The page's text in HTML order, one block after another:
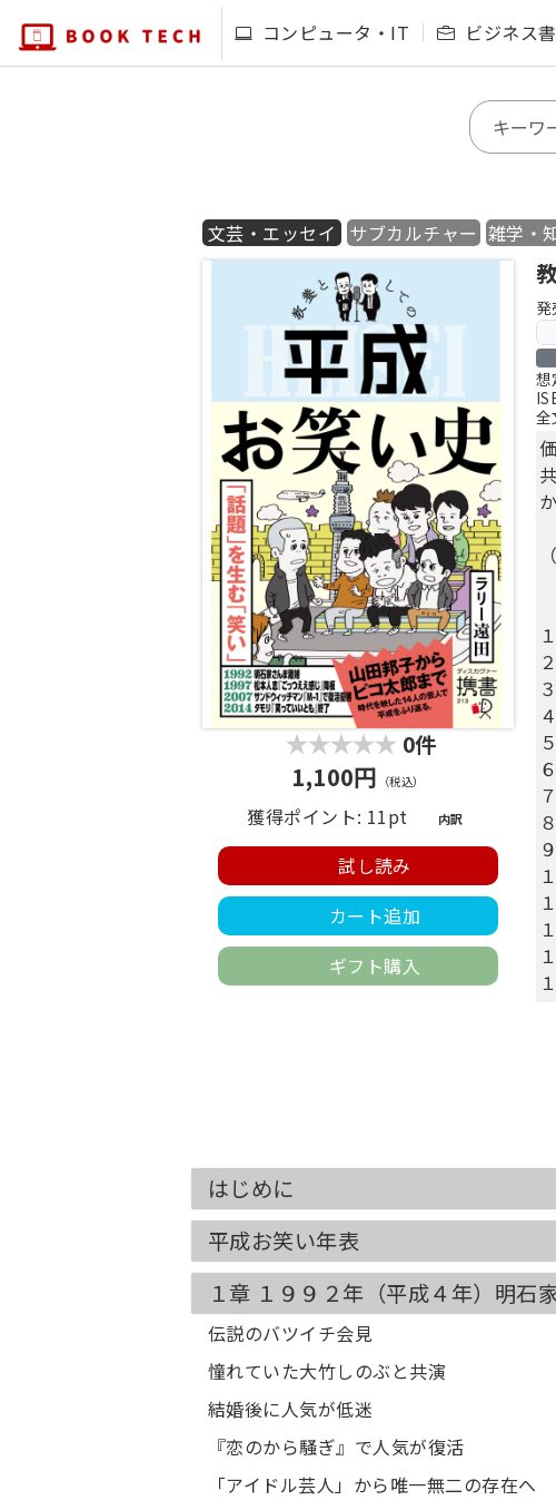
コンピュータ・IT ビジネス書
文芸・エッセイ
サブカルチャー 雑学・
0件
1,100円 （税込）
獲得ポイント: 11pt 内訳
試し読み
カート追加
ギフト購入
想
全
はじめに
平成お笑い年表
１章 １９９２年（平成４年）明石
伝説のバツイチ会見
憧れていた大竹しのぶと共演
結婚後に人気が低迷
『恋のから騒ぎ』で人気が復活
「アイドル芸人」から唯一無二の存在へ